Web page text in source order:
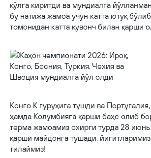
қўлга киритди ва мундиалга
бу натижа жамоа учун катта ютуқ
томонидан катта қувонч билан қарши
Конго K гуруҳига тушди ва
ҳамда Колумбияга қарши баҳс олиб
терма жамоамиз охирги турда 28 июнь
қарши майдонга тушади,
тилаймиз!